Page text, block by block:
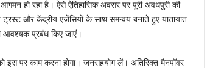
हो रहा है। ऐसे ऐतिहासिक अवसर पर पूरी अवधपुरी की
ट्रस्ट और केंद्रीय एजेंसियों के साथ समन्वय बनाते हुए यातायात
आवश्यक प्रबंध किए जाएं।
इस पर काम करना होगा। जनसहयोग लें। अतिरिक्त मैनपॉवर